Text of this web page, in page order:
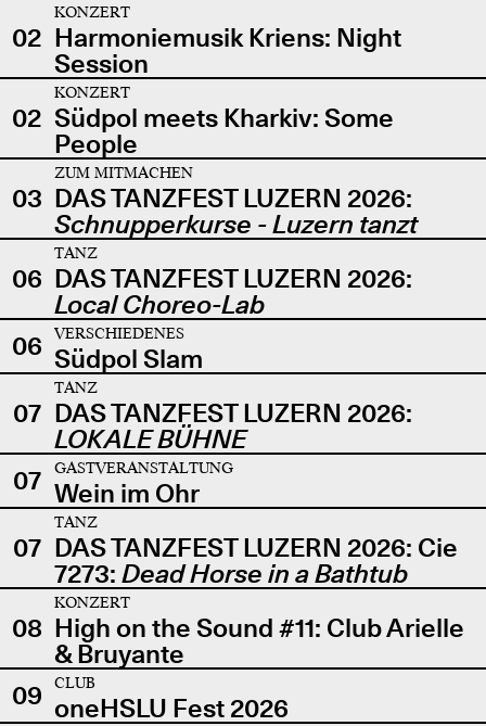
02
KONZERT
Harmoniemusik Kriens: Night
Session
02
KONZERT
Südpol meets Kharkiv: Some
People
03
ZUM MITMACHEN
DAS TANZFEST LUZERN 2026:
Schnupperkurse - Luzern tanzt
06
TANZ
DAS TANZFEST LUZERN 2026:
Local Choreo-Lab
06
VERSCHIEDENES
Südpol Slam
07
TANZ
DAS TANZFEST LUZERN 2026:
LOKALE BÜHNE
07
GASTVERANSTALTUNG
Wein im Ohr
07
TANZ
DAS TANZFEST LUZERN 2026: Cie
7273: Dead Horse in a Bathtub
08
KONZERT
High on the Sound #11: Club Arielle
& Bruyante
09
CLUB
oneHSLU Fest 2026